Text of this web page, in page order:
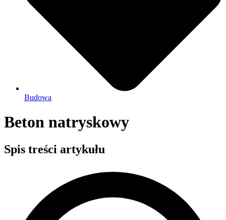
Budowa
Beton natryskowy
Spis treści artykułu